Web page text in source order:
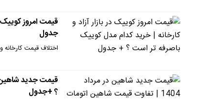
قیمت امروز
جدول
اختلاف قیمت کارخانه
؟ +جدول